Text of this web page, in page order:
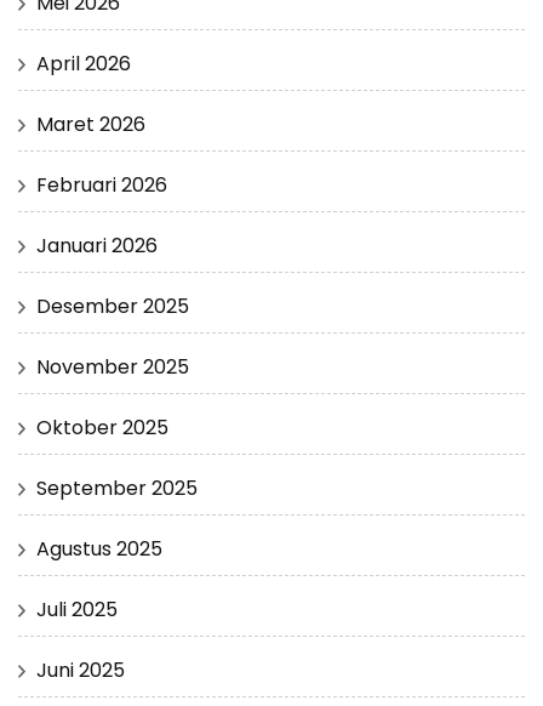
April 2026
Maret 2026
Februari 2026
Januari 2026
Desember 2025
November 2025
Oktober 2025
September 2025
Agustus 2025
Juli 2025
Juni 2025